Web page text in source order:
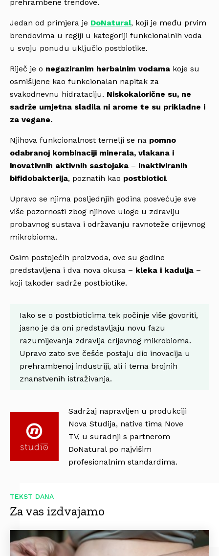
prehrambene trendove.
Jedan od primjera je DoNatural, koji je među prvim
brendovima u regiji u kategoriji funkcionalnih voda
u svoju ponudu uključio postbiotike.
Riječ je o negaziranim herbalnim vodama koje su
osmišljene kao funkcionalan napitak za
svakodnevnu hidrataciju. Niskokalorične su, ne
sadrže umjetna sladila ni arome te su prikladne i
za vegane.
Njihova funkcionalnost temelji se na pomno
odabranoj kombinaciji minerala, vlakana i
inovativnih aktivnih sastojaka – inaktiviranih
bifidobakterija, poznatih kao postbiotici.
Upravo se njima posljednjih godina posvećuje sve
više pozornosti zbog njihove uloge u zdravlju
probavnog sustava i održavanju ravnoteže crijevnog
mikrobioma.
Osim postojećih proizvoda, ove su godine
predstavljena i dva nova okusa – kleka i kadulja –
koji također sadrže postbiotike.
Iako se o postbioticima tek počinje više govoriti,
jasno je da oni predstavljaju novu fazu
razumijevanja zdravlja crijevnog mikrobioma.
Upravo zato sve češće postaju dio inovacija u
prehrambenoj industriji, ali i tema brojnih
znanstvenih istraživanja.
Sadržaj napravljen u produkciji
Nova Studija, native tima Nove
TV, u suradnji s partnerom
DoNatural po najvišim
profesionalnim standardima.
TEKST DANA
Za vas izdvajamo